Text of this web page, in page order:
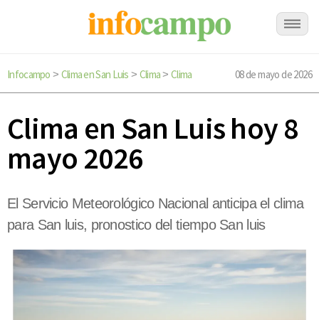
Infocampo > Clima en San Luis > Clima>Clima 08 de mayo de 2026
Clima en San Luis hoy 8
mayo 2026
El Servicio Meteorológico Nacional anticipa el clima
para San luis, pronostico del tiempo San luis